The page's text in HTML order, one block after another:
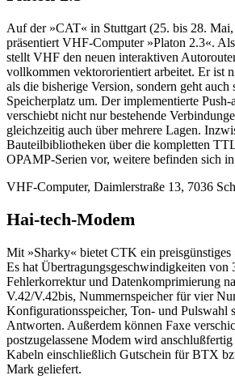
Auf der »CAT« in Stuttgart (25. bis 28.
präsentiert VHF-Computer »Platon 2.3«.
stellt VHF den neuen interaktiven
vollkommen vektororientiert arbeitet. Er ist
als die bisherige Version, sondern geht auch
Speicherplatz um. Der implementierte
verschiebt nicht nur bestehende
gleichzeitig auch über mehrere Lagen.
Bauteilbibliotheken über die kompletten
OPAMP-Serien vor, weitere befinden sich
VHF-Computer, Daimlerstraße 13, 7036
Hai-tech-Modem
Mit »Sharky« bietet CTK ein
Es hat Übertragungsgeschwindigkeiten von
Fehlerkorrektur und Datenkomprimierung
V.42/V.42bis, Nummernspeicher für vier
Konfigurationsspeicher, Ton- und Pulswahl
Antworten. Außerdem können Faxe
postzugelassene Modem wird
Kabeln einschließlich Gutschein für BTX
Mark geliefert.